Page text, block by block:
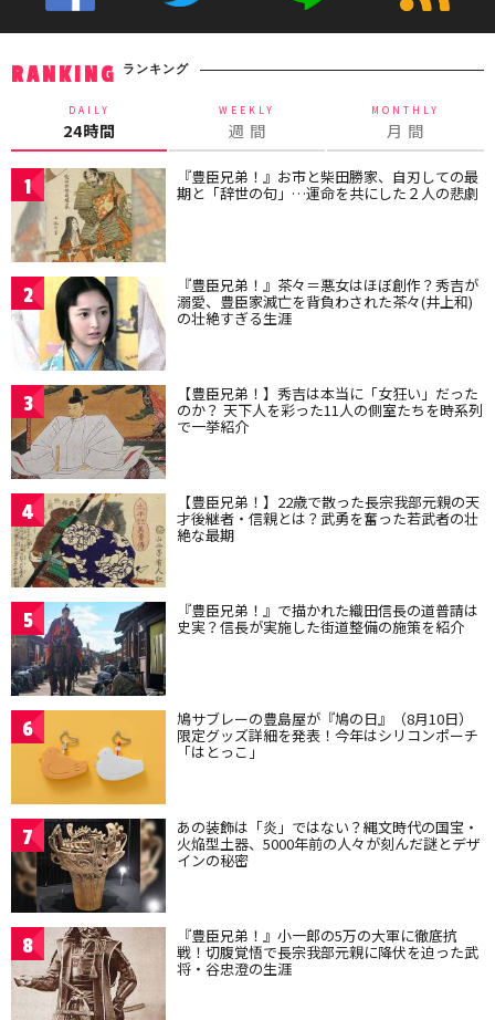
RANKING ランキング
DAILY
24時間
WEEKLY
週 間
MONTHLY
月 間
1 『豊臣兄弟！』お市と柴田勝家、自刃しての最
期と「辞世の句」…運命を共にした２人の悲劇
2 『豊臣兄弟！』茶々＝悪女はほぼ創作？秀吉が
溺愛、豊臣家滅亡を背負わされた茶々(井上和)
の壮絶すぎる生涯
3 【豊臣兄弟！】秀吉は本当に「女狂い」だった
のか？ 天下人を彩った11人の側室たちを時系列
で一挙紹介
4 【豊臣兄弟！】22歳で散った長宗我部元親の天
才後継者・信親とは？武勇を奮った若武者の壮
絶な最期
5 『豊臣兄弟！』で描かれた織田信長の道普請は
史実？信長が実施した街道整備の施策を紹介
6 鳩サブレーの豊島屋が『鳩の日』（8月10日）
限定グッズ詳細を発表！今年はシリコンポーチ
「はとっこ」
7 あの装飾は「炎」ではない？縄文時代の国宝・
火焔型土器、5000年前の人々が刻んだ謎とデザ
インの秘密
8 『豊臣兄弟！』小一郎の5万の大軍に徹底抗
戦！切腹覚悟で長宗我部元親に降伏を迫った武
将・谷忠澄の生涯